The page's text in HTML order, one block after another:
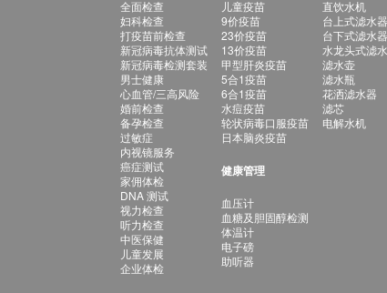
全面检查
妇科检查
打疫苗前检查
新冠病毒抗体测试
新冠病毒检测套装
男士健康
心血管/三高风险
婚前检查
备孕检查
过敏症
内视镜服务
癌症测试
家佣体检
DNA 测试
视力检查
听力检查
中医保健
儿童发展
企业体检
儿童疫苗
9价疫苗
23价疫苗
13价疫苗
甲型肝炎疫苗
5合1疫苗
6合1疫苗
水痘疫苗
轮状病毒口服疫苗
日本脑炎疫苗
健康管理
血压计
血糖及胆固醇检测
体温计
电子磅
助听器
直饮水机
台上式滤水器
台下式滤水器
水龙头式滤
滤水壶
滤水瓶
花洒滤水器
滤芯
电解水机